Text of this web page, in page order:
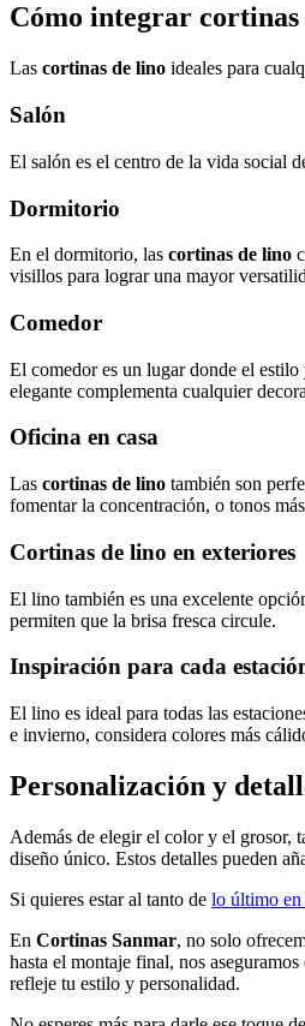
Cómo integrar
Las cortinas de lino ideales para
Salón
El salón es el centro de la vida social
Dormitorio
En el dormitorio, las cortinas de lino
visillos para lograr una mayor
Comedor
El comedor es un lugar donde el
elegante complementa cualquier
Oficina en casa
Las cortinas de lino también son
fomentar la concentración, o tonos
Cortinas de lino en exteriores
El lino también es una excelente
permiten que la brisa fresca circule.
Inspiración para cada
El lino es ideal para todas las
e invierno, considera colores más
Personalización y
Además de elegir el color y el grosor,
diseño único. Estos detalles pueden
Si quieres estar al tanto de lo último en
En Cortinas Sanmar, no solo
hasta el montaje final, nos
refleje tu estilo y personalidad.